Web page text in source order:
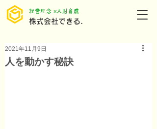
株式会社できる.
​経営理念 ×人財育成
人を動かす秘訣
2021年11月9日